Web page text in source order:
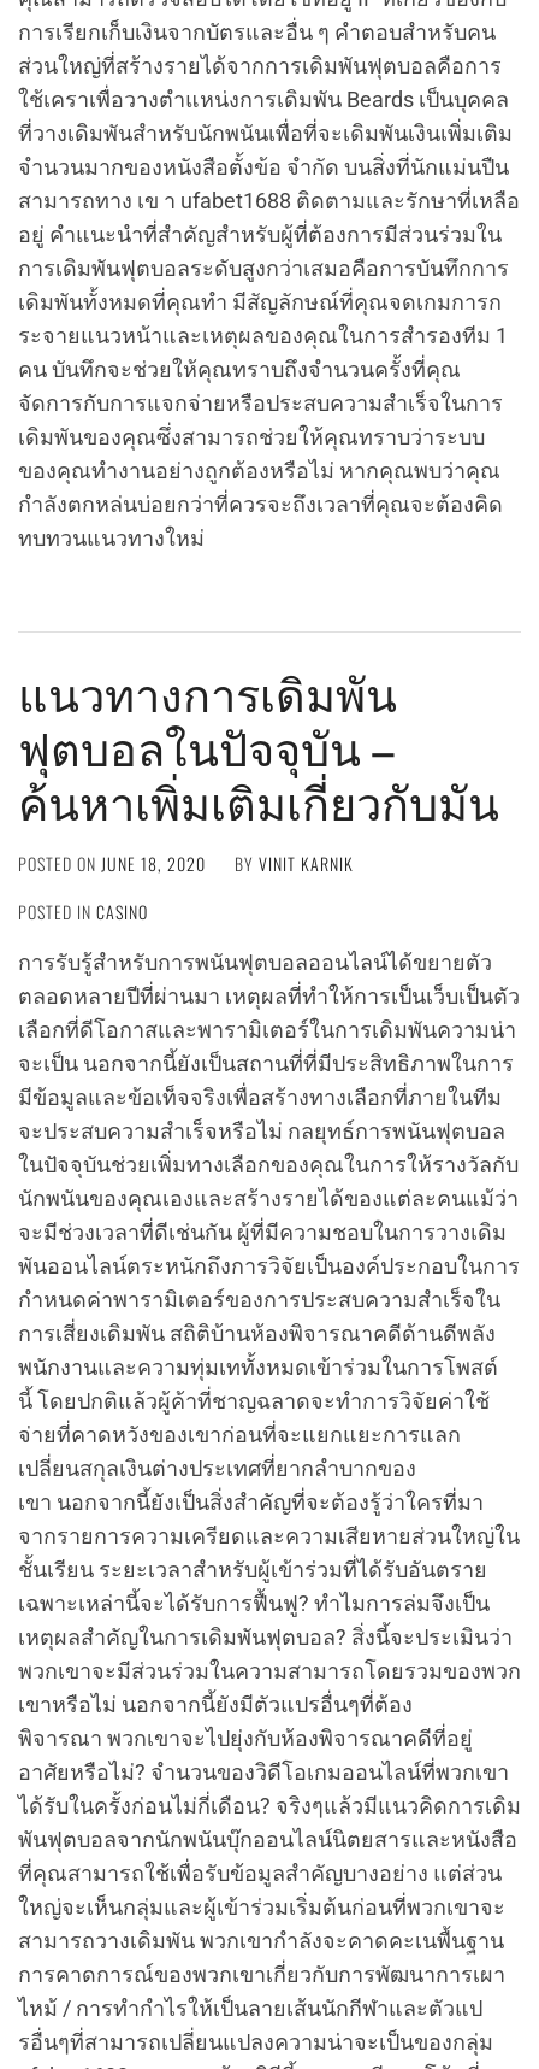
การเรียกเก็บเงินจากบัตรและอื่น ๆ คำตอบสำหรับคน
ส่วนใหญ่ที่สร้างรายได้จากการเดิมพันฟุตบอลคือการ
ใช้เคราเพื่อวางตำแหน่งการเดิมพัน Beards เป็นบุคคล
ที่วางเดิมพันสำหรับนักพนันเพื่อที่จะเดิมพันเงินเพิ่มเติม
จำนวนมากของหนังสือตั้งข้อ จำกัด บนสิ่งที่นักแม่นปืน
สามารถทาง เข า ufabet1688 ติดตามและรักษาที่เหลือ
อยู่ คำแนะนำที่สำคัญสำหรับผู้ที่ต้องการมีส่วนร่วมใน
การเดิมพันฟุตบอลระดับสูงกว่าเสมอคือการบันทึกการ
เดิมพันทั้งหมดที่คุณทำ มีสัญลักษณ์ที่คุณจดเกมการก
ระจายแนวหน้าและเหตุผลของคุณในการสำรองทีม 1
คน บันทึกจะช่วยให้คุณทราบถึงจำนวนครั้งที่คุณ
จัดการกับการแจกจ่ายหรือประสบความสำเร็จในการ
เดิมพันของคุณซึ่งสามารถช่วยให้คุณทราบว่าระบบ
ของคุณทำงานอย่างถูกต้องหรือไม่ หากคุณพบว่าคุณ
กำลังตกหล่นบ่อยกว่าที่ควรจะถึงเวลาที่คุณจะต้องคิด
ทบทวนแนวทางใหม่
แนวทางการเดิมพัน
ฟุตบอลในปัจจุบัน –
ค้นหาเพิ่มเติมเกี่ยวกับมัน
POSTED ON JUNE 18, 2020 BY VINIT KARNIK
POSTED IN CASINO
การรับรู้สำหรับการพนันฟุตบอลออนไลน์ได้ขยายตัว
ตลอดหลายปีที่ผ่านมา เหตุผลที่ทำให้การเป็นเว็บเป็นตัว
เลือกที่ดีโอกาสและพารามิเตอร์ในการเดิมพันความน่า
จะเป็น นอกจากนี้ยังเป็นสถานที่ที่มีประสิทธิภาพในการ
มีข้อมูลและข้อเท็จจริงเพื่อสร้างทางเลือกที่ภายในทีม
จะประสบความสำเร็จหรือไม่ กลยุทธ์การพนันฟุตบอล
ในปัจจุบันช่วยเพิ่มทางเลือกของคุณในการให้รางวัลกับ
นักพนันของคุณเองและสร้างรายได้ของแต่ละคนแม้ว่า
จะมีช่วงเวลาที่ดีเช่นกัน ผู้ที่มีความชอบในการวางเดิม
พันออนไลน์ตระหนักถึงการวิจัยเป็นองค์ประกอบในการ
กำหนดค่าพารามิเตอร์ของการประสบความสำเร็จใน
การเสี่ยงเดิมพัน สถิติบ้านห้องพิจารณาคดีด้านดีพลัง
พนักงานและความทุ่มเททั้งหมดเข้าร่วมในการโพสต์
นี้ โดยปกติแล้วผู้ค้าที่ชาญฉลาดจะทำการวิจัยค่าใช้
จ่ายที่คาดหวังของเขาก่อนที่จะแยกแยะการแลก
เปลี่ยนสกุลเงินต่างประเทศที่ยากลำบากของ
เขา นอกจากนี้ยังเป็นสิ่งสำคัญที่จะต้องรู้ว่าใครที่มา
จากรายการความเครียดและความเสียหายส่วนใหญ่ใน
ชั้นเรียน ระยะเวลาสำหรับผู้เข้าร่วมที่ได้รับอันตราย
เฉพาะเหล่านี้จะได้รับการฟื้นฟู? ทำไมการล่มจึงเป็น
เหตุผลสำคัญในการเดิมพันฟุตบอล? สิ่งนี้จะประเมินว่า
พวกเขาจะมีส่วนร่วมในความสามารถโดยรวมของพวก
เขาหรือไม่ นอกจากนี้ยังมีตัวแปรอื่นๆที่ต้อง
พิจารณา พวกเขาจะไปยุ่งกับห้องพิจารณาคดีที่อยู่
อาศัยหรือไม่? จำนวนของวิดีโอเกมออนไลน์ที่พวกเขา
ได้รับในครั้งก่อนไม่กี่เดือน? จริงๆแล้วมีแนวคิดการเดิม
พันฟุตบอลจากนักพนันบุ๊กออนไลน์นิตยสารและหนังสือ
ที่คุณสามารถใช้เพื่อรับข้อมูลสำคัญบางอย่าง แต่ส่วน
ใหญ่จะเห็นกลุ่มและผู้เข้าร่วมเริ่มต้นก่อนที่พวกเขาจะ
สามารถวางเดิมพัน พวกเขากำลังจะคาดคะเนพื้นฐาน
การคาดการณ์ของพวกเขาเกี่ยวกับการพัฒนาการเผา
ไหม้ / การทำกำไรให้เป็นลายเส้นนักกีฬาและตัวแป
รอื่นๆที่สามารถเปลี่ยนแปลงความน่าจะเป็นของกลุ่ม